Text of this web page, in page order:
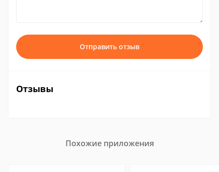
Отправить отзыв
Отзывы
Похожие приложения